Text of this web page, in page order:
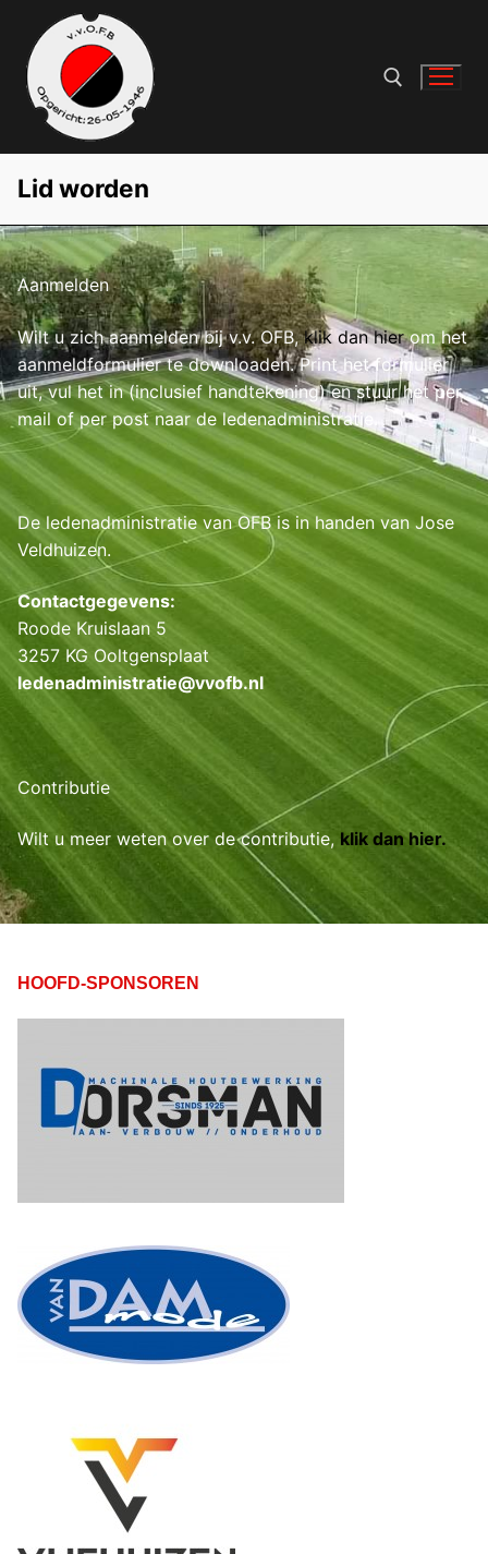
inhoud
Lid worden
Aanmelden
Wilt u zich aanmelden bij v.v. OFB,klik dan hierom het
aanmeldformulier te downloaden. Print het formulier
uit, vul het in (inclusief handtekening) en stuur het per
mail of per post naar de ledenadministratie.
De ledenadministratie van OFB is in handen van Jose
Veldhuizen.
Contactgegevens:
Roode Kruislaan 5
3257 KG Ooltgensplaat
ledenadministratie@vvofb.nl
Contributie
Wilt u meer weten over de contributie, klik dan hier.
HOOFD-SPONSOREN